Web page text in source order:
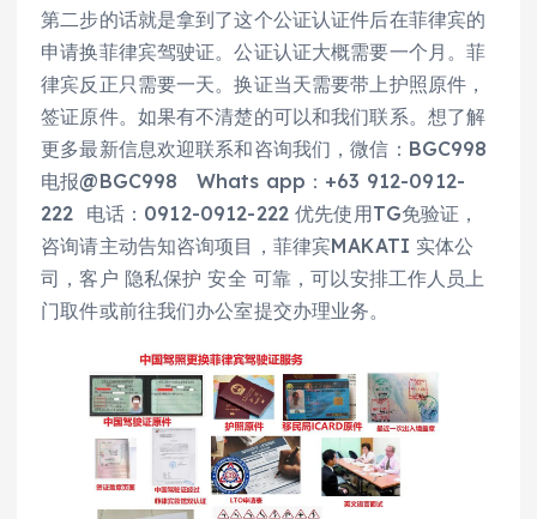
第二步的话就是拿到了这个公证认证件后在菲律宾的
申请换菲律宾驾驶证。公证认证大概需要一个月。菲
律宾反正只需要一天。换证当天需要带上护照原件，
签证原件。如果有不清楚的可以和我们联系。想了解
更多最新信息欢迎联系和咨询我们，微信：BGC998
电报@BGC998 Whats app：+63 912-0912-
222 电话：0912-0912-222 优先使用TG免验证，
咨询请主动告知咨询项目，菲律宾MAKATI 实体公
司，客户 隐私保护 安全 可靠，可以安排工作人员上
门取件或前往我们办公室提交办理业务。